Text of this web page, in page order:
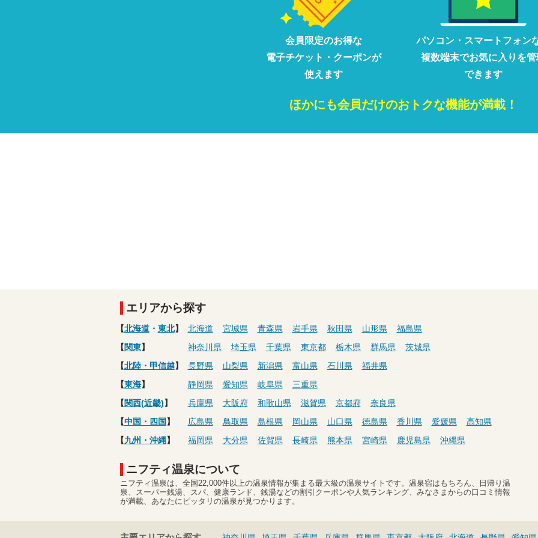
会員限定のお得な
電子チケット・クーポンが
使えます
パソコン・ スマートフォン
複数端末でお気に入りを管
できます
ほかにも会員だけのおトクな機能が満載！
エリアから探す
【北海道・ 東北】 北海道 宮城県 青森県 岩手県 秋田県 山形県
福島県
【関東】 神奈川県 埼玉県 千葉県 東京都 栃木県 群馬県
茨城県
【北陸・甲信越】 長野県 山梨県 新潟県 富山県 石川県
福井県
【東海】 静岡県 愛知県 岐阜県
三重県
【関西(近畿)】 兵庫県 大阪府 和歌山県 滋賀県 京都府
奈良県
【中国・四国 】 広島県 鳥取県 島根県 岡山県 山口県 徳島県 香川県 愛媛県
高知県
【九州・沖縄】 福岡県 大分県 佐賀県 長崎県 熊本県 宮崎県 鹿児島県 沖縄県
ニフティ温泉について
ニフティ温泉は、全国22,000件以上の温泉情報が集まる最大級の温泉サイトです。温泉宿はもちろん、日帰り温
泉、スーパー銭湯、スパ、健康ランド、銭湯などの割引クーポンや人気ランキング、みなさまからの口コミ情報
が満載、あなたにピッタリの温泉が見つかります。